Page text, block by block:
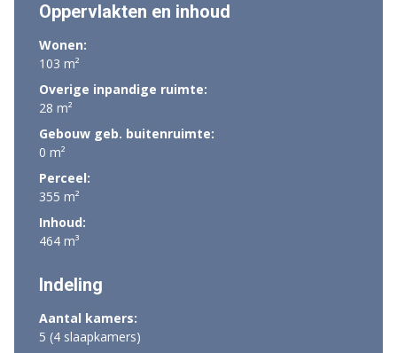
Oppervlakten en inhoud
Wonen:
103 m²
Overige inpandige ruimte:
28 m²
Gebouw geb. buitenruimte:
0 m²
Perceel:
355 m²
Inhoud:
464 m³
Indeling
Aantal kamers:
5 (4 slaapkamers)